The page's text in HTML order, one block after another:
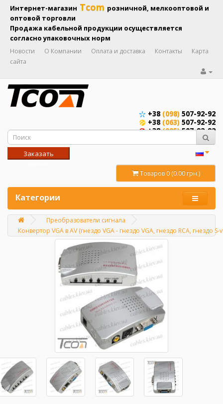
Интернет-магазин Tcom розничной, мелкооптовой и
оптовой торговли
Продажа кабельной продукции осуществляется
согласно упаковочных норм
Новости О Компании Оплата и доставка Контакты
Карта
сайта
+38 (098) 507-92-92
+38 (063) 507-92-92
+38(095)507-92-92
Заказать
Товаров 0 (0.00 грн.)
Категории
Преобразователи сигнала
Конвертор VGA в AV (гнездо VGA - гнездо VGA, гнездо RCA, гнездо